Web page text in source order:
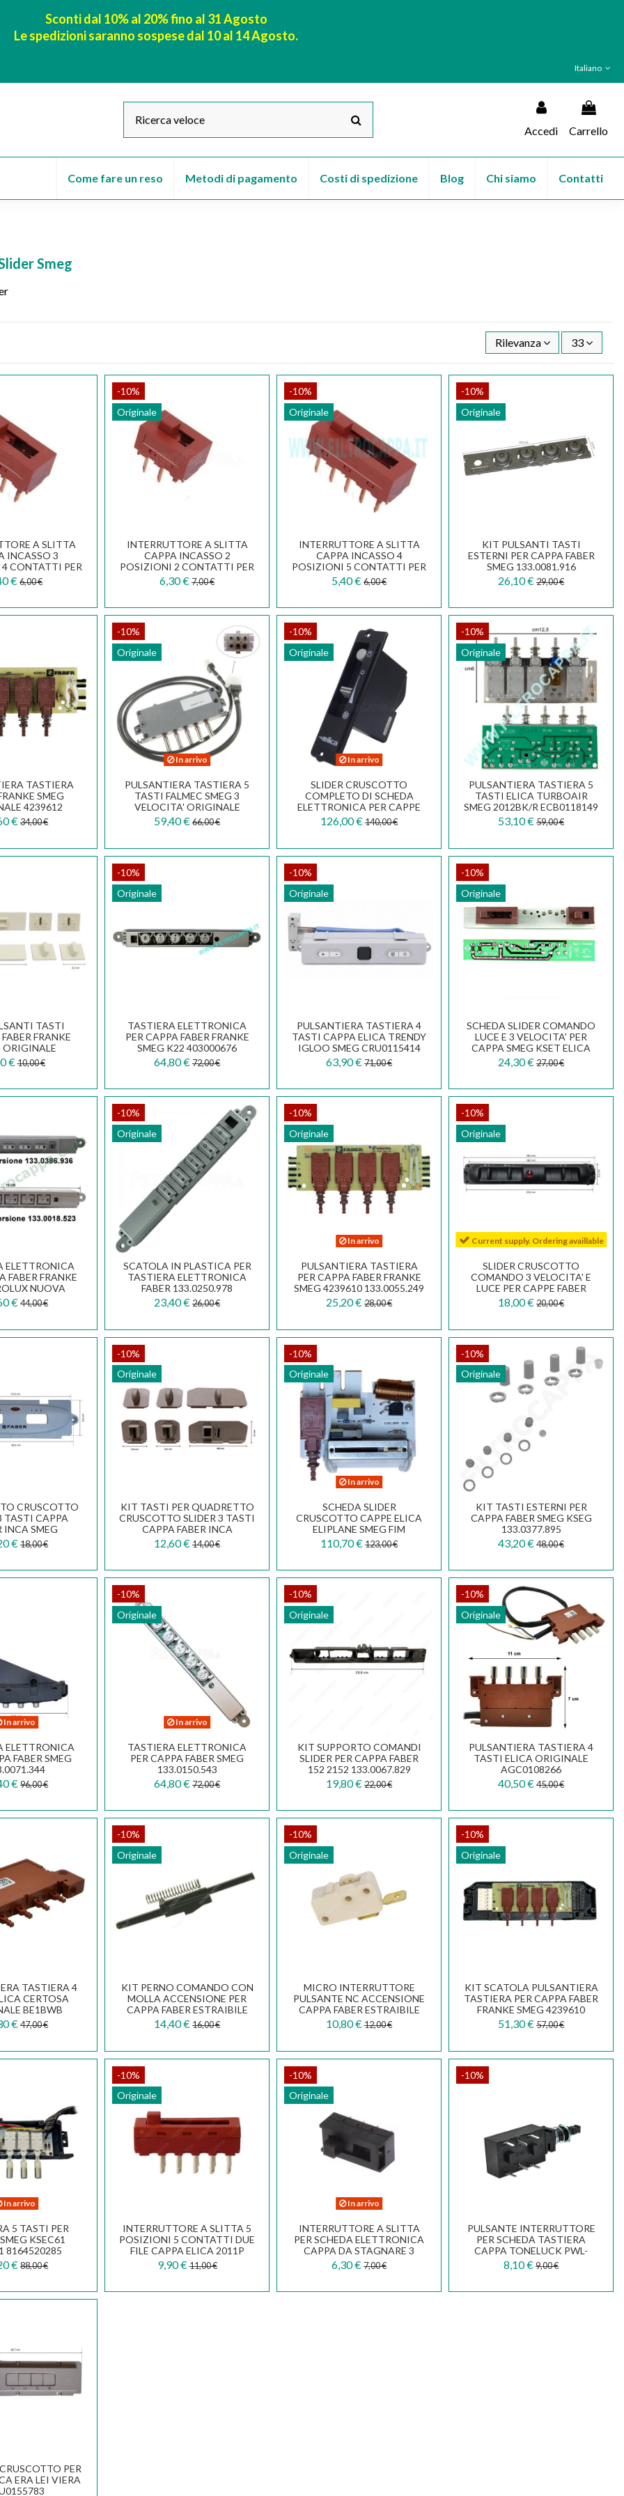
Sconti dal 10% al 20% fino al 31 Agosto
Le spedizioni saranno sospese dal 10 al 14 Agosto.
Italiano
Accedi Carrello
Contatti
Chi siamo
Blog
Costi di spedizione
Metodi di pagamento
Come fare un reso
Smeg
Rilevanza 33
A SLITTA
INCASSO 3
CONTATTI PER
133.0054.538
€6,00 €
-10%
Originale
INTERRUTTORE A SLITTA
CAPPA INCASSO 2
POSIZIONI 2 CONTATTI PER
DUE FILE 133.0054.536
6,30 €7,00 €
-10%
Originale
INTERRUTTORE A SLITTA
CAPPA INCASSO 4
POSIZIONI 5 CONTATTI PER
DUE FILE
5,40 €6,00 €
-10%
Originale
KIT PULSANTI TASTI
ESTERNI PER CAPPA FABER
SMEG 133.0081.916
26,10 €29,00 €
TASTIERA
SMEG
4239612
€34,00 €
-10%
Originale
In arrivo
PULSANTIERA TASTIERA 5
TASTI FALMEC SMEG 3
VELOCITA' ORIGINALE
105080302
59,40 €66,00 €
-10%
Originale
In arrivo
SLIDER CRUSCOTTO
COMPLETO DI SCHEDA
ELETTRONICA PER CAPPE
ELICA ELIPLANE SMEG FIM...
126,00 €140,00 €
-10%
Originale
PULSANTIERA TASTIERA 5
TASTI ELICA TURBOAIR
SMEG 2012BK/R ECB0118149
53,10 €59,00 €
TASTI
FRANKE
ORIGINALE
€10,00 €
-10%
Originale
TASTIERA ELETTRONICA
PER CAPPA FABER FRANKE
SMEG K22 403000676
64,80 €72,00 €
-10%
Originale
PULSANTIERA TASTIERA 4
TASTI CAPPA ELICA TRENDY
IGLOO SMEG CRU0115414
63,90 €71,00 €
-10%
Originale
SCHEDA SLIDER COMANDO
LUCE E 3 VELOCITA' PER
CAPPA SMEG KSET ELICA
ELISLIM 810450057...
24,30 €27,00 €
ELETTRONICA
FABER FRANKE
NUOVA
133.0386.936
€44,00 €
-10%
Originale
SCATOLA IN PLASTICA PER
TASTIERA ELETTRONICA
FABER 133.0250.978
23,40 €26,00 €
-10%
Originale
In arrivo
PULSANTIERA TASTIERA
PER CAPPA FABER FRANKE
SMEG 4239610 133.0055.249
133.0017.048
25,20 €28,00 €
-10%
Originale
Current supply. Ordering availlable
SLIDER CRUSCOTTO
COMANDO 3 VELOCITA' E
LUCE PER CAPPE FABER
SMEG 133.0372.084
18,00 €20,00 €
CRUSCOTTO
TASTI CAPPA
INCA SMEG
€18,00 €
-10%
Originale
KIT TASTI PER QUADRETTO
CRUSCOTTO SLIDER 3 TASTI
CAPPA FABER INCA
133.0064.075
12,60 €14,00 €
-10%
Originale
In arrivo
SCHEDA SLIDER
CRUSCOTTO CAPPE ELICA
ELIPLANE SMEG FIM
ECB0119870
110,70 €123,00 €
-10%
Originale
KIT TASTI ESTERNI PER
CAPPA FABER SMEG KSEG
133.0377.895
43,20 €48,00 €
In arrivo
ELETTRONICA
FABER SMEG
€96,00 €
-10%
Originale
In arrivo
TASTIERA ELETTRONICA
PER CAPPA FABER SMEG
133.0150.543
64,80 €72,00 €
-10%
Originale
KIT SUPPORTO COMANDI
SLIDER PER CAPPA FABER
152 2152 133.0067.829
19,80 €22,00 €
-10%
Originale
PULSANTIERA TASTIERA 4
TASTI ELICA ORIGINALE
AGC0108266
40,50 €45,00 €
TASTIERA 4
CERTOSA
BE1BWB
€47,00 €
-10%
Originale
KIT PERNO COMANDO CON
MOLLA ACCENSIONE PER
CAPPA FABER ESTRAIBILE
152 2152 133.0067.832
14,40 €16,00 €
-10%
Originale
MICRO INTERRUTTORE
PULSANTE NC ACCENSIONE
CAPPA FABER ESTRAIBILE
152 2152 133.0058.488
10,80 €12,00 €
-10%
Originale
KIT SCATOLA PULSANTIERA
TASTIERA PER CAPPA FABER
FRANKE SMEG 4239610
133.0055.249
51,30 €57,00 €
In arrivo
5 TASTI PER
KSEC61
8164520285
€88,00 €
-10%
Originale
INTERRUTTORE A SLITTA 5
POSIZIONI 5 CONTATTI DUE
FILE CAPPA ELICA 2011P
9,90 €11,00 €
-10%
Originale
In arrivo
INTERRUTTORE A SLITTA
PER SCHEDA ELETTRONICA
CAPPA DA STAGNARE 3
POSIZIONI 4 CONTATTI...
6,30 €7,00 €
-10%
PULSANTE INTERRUTTORE
PER SCHEDA TASTIERA
CAPPA TONELUCK PWL-
2P2T 6A PCB 25T85
8,10 €9,00 €
PER
ERA LEI VIERA